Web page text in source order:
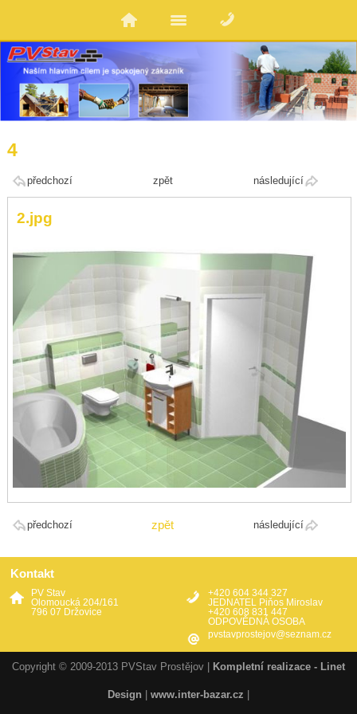
4
předchozí následující
zpět
2.jpg
předchozí následující
zpět
Kontakt
PV Stav
Olomoucká 204/161
796 07 Držovice
+420 604 344 327
JEDNATEL Piňos Miroslav
+420 608 831 447
ODPOVĚDNÁ OSOBA
pvstavprostejov@seznam.cz
Copyright © 2009-2013 PVStav Prostějov | Kompletní realizace - Linet
Design www.inter-bazar.cz